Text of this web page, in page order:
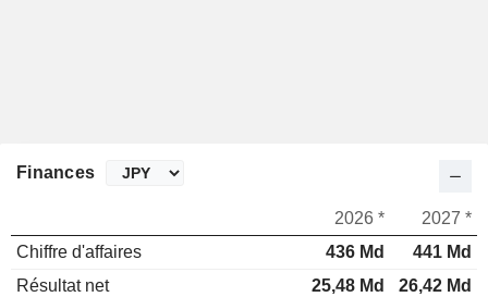
Finances
2026 *
2027 *
Chiffre d'affaires
436 Md
441 Md
Résultat net
25,48 Md
26,42 Md